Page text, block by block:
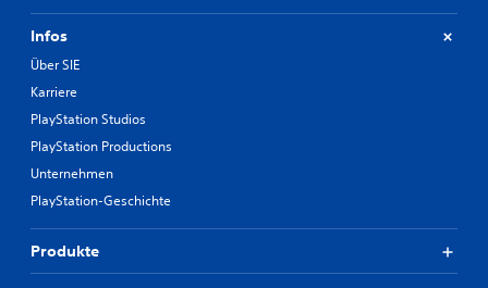
Infos
Über SIE
Karriere
PlayStation Studios
PlayStation Productions
Unternehmen
PlayStation-Geschichte
Produkte